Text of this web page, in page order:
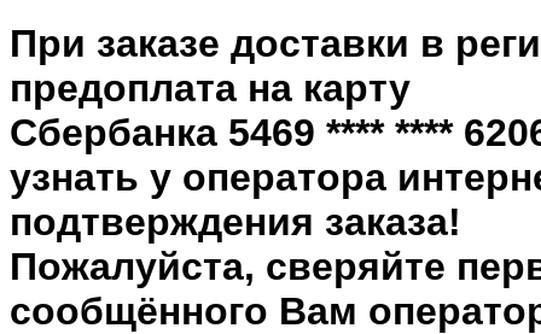
При заказе доставки в
предоплата на карту
Сбербанка 5469 **** ****
узнать у оператора
подтверждения заказа!
Пожалуйста, сверяйте
сообщённого Вам